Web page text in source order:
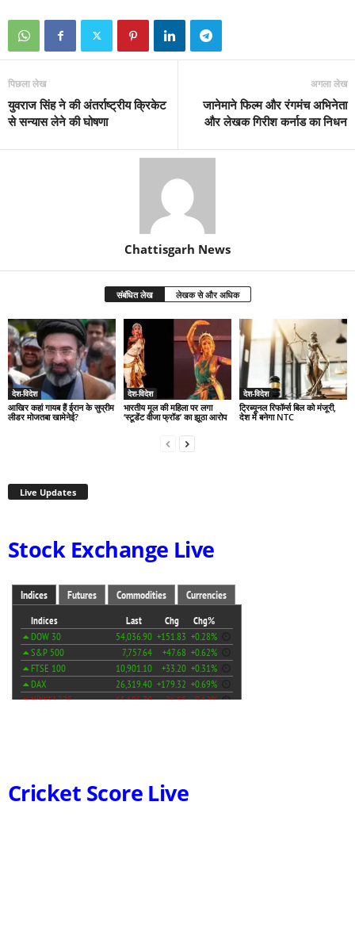
पिछला लेख
युवराज सिंह ने की अंतर्राष्ट्रीय क्रिकेट
से सन्यास लेने की घोषणा
अगला लेख
जानेमाने फिल्म और रंगमंच अभिनेता
और लेखक गिरीश कर्नाड का निधन
Chattisgarh News
संबंधित लेख लेखक से और अधिक
देश-विदेश
आखिर कहां गायब हैं ईरान के सुप्रीम
लीडर मोजतबा खामेनेई?
देश-विदेश
भारतीय मूल की महिला पर लगा
‘स्टूडेंट वीजा फ्रॉड’ का झूठा आरोप
देश-विदेश
ट्रिब्यूनल रिफॉर्म्स बिल को मंजूरी,
देश में बनेगा NTC
Live Updates
Stock Exchange Live
Cricket Score Live